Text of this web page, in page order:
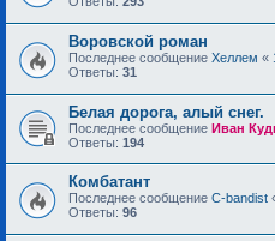
Воровской роман
Последнее сообщение Хеллем «
Ответы: 31
Белая дорога, алый снег.
Последнее сообщение Иван
Ответы: 194
Комбатант
Последнее сообщение C-bandist
Ответы: 96